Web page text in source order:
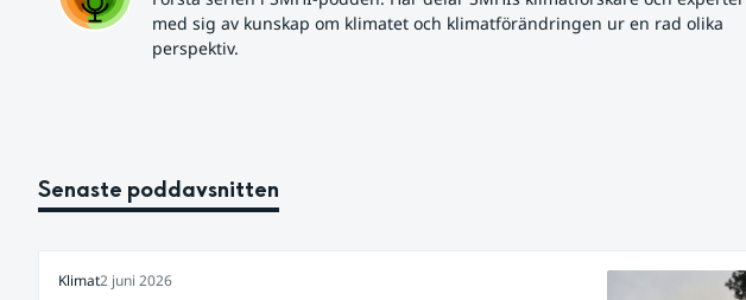
med sig av kunskap om klimatet och klimatförändringen ur en rad olika
perspektiv.
Senaste poddavsnitten
Klimat2 juni 2026